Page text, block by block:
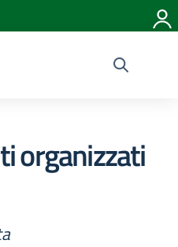
organizzati